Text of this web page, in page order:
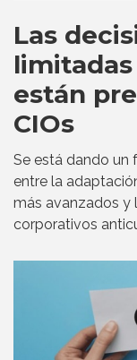
Las
están
CIOs
Se está dando un
entre la
más avanzados y
corporativos